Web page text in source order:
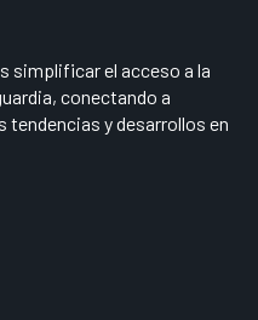
simplificar el acceso a la
conectando a
y desarrollos en